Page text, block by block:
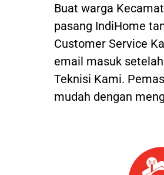
Buat warga
pasang IndiHome
Customer Service
email masuk
Teknisi Kami.
mudah dengan